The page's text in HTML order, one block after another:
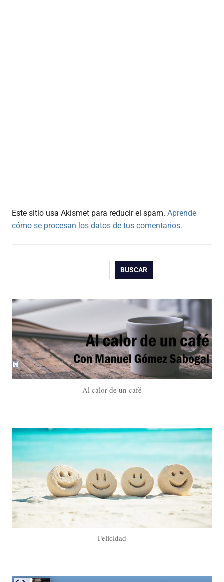
Este sitio usa Akismet para reducir el spam. Aprende
cómo se procesan los datos de tus comentarios.
BUSCAR
Al calor de un café
Felicidad